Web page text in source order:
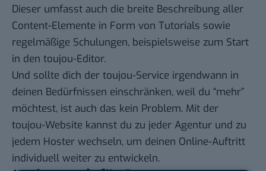
Dieser umfasst auch die breite Beschreibung aller
Content-Elemente in Form von Tutorials sowie
regelmäßige Schulungen, beispielsweise zum Start
in den toujou-Editor.
Und sollte dich der toujou-Service irgendwann in
deinen Bedürfnissen einschränken, weil du “mehr”
möchtest, ist auch das kein Problem. Mit der
toujou-Website kannst du zu jeder Agentur und zu
jedem Hoster wechseln, um deinen Online-Auftritt
individuell weiter zu entwickeln.